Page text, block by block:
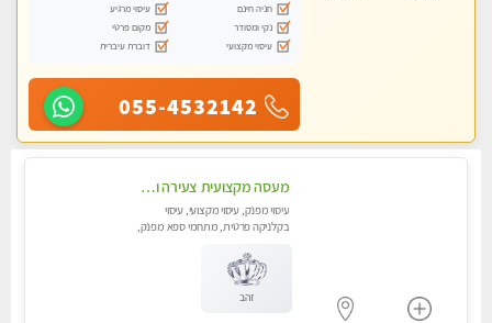
חניה חינם
עיסוי מרגיע
נקי ומסודר
מקום פרטי
עיסוי מקצועי
דוברת עיברית
055-4532142
מעסה מקצועית צעירה ואיכותית פרטי!!!
עיסוי מפנק, עיסוי מקצועי, עיסוי
בקלניקה פרטית, מתחמי ספא מפנק,
זהב